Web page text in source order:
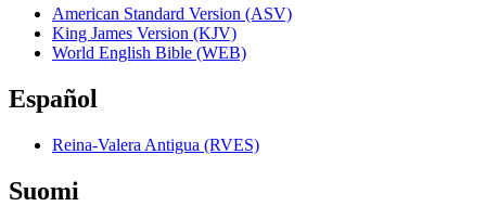
American Standard Version (ASV)
King James Version (KJV)
World English Bible (WEB)
Español
Reina-Valera Antigua (RVES)
Suomi